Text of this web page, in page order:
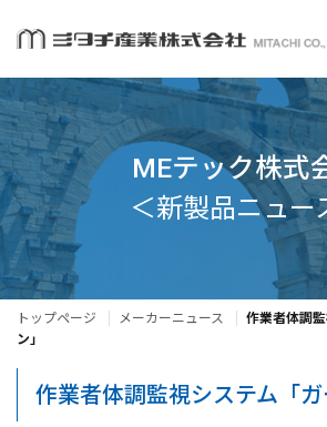
MEテック株式
＜新製品ニュー
トップページ メーカーニュース
作業者体調
ン」
作業者体調監視システム「ガ